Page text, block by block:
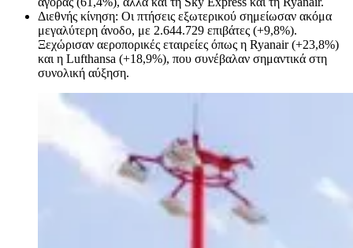
Διεθνής κίνηση: Οι πτήσεις εξωτερικού σημείωσαν ακόμα
μεγαλύτερη άνοδο, με 2.644.729 επιβάτες (+9,8%).
Ξεχώρισαν αεροπορικές εταιρείες όπως η Ryanair (+23,8%)
και η Lufthansa (+18,9%), που συνέβαλαν σημαντικά στη
συνολική αύξηση.